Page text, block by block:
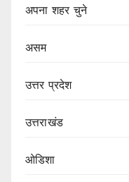
अपना शहर चुने
असम
उत्तर प्रदेश
उत्तराखंड
ओडिशा